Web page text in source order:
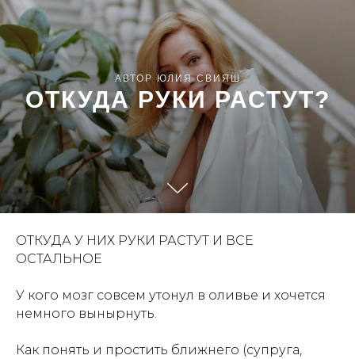
ОТКУДА РУКИ РАСТУТ?
АВТОР ЮЛИЯ СВИЯШ
ОТКУДА У НИХ РУКИ РАСТУТ И ВСЕ
ОСТАЛЬНОЕ
У кого мозг совсем утонул в оливье и хочется
немного вынырнуть.
Как понять и простить ближнего (супруга,